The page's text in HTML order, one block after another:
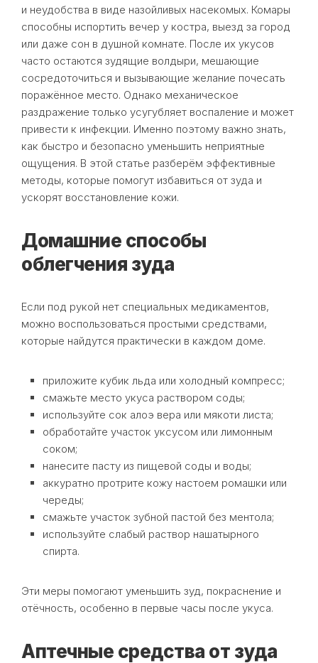
и неудобства в виде назойливых насекомых. Комары
способны испортить вечер у костра, выезд за город
или даже сон в душной комнате. После их укусов
часто остаются зудящие волдыри, мешающие
сосредоточиться и вызывающие желание почесать
поражённое место. Однако механическое
раздражение только усугубляет воспаление и может
привести к инфекции. Именно поэтому важно знать,
как быстро и безопасно уменьшить неприятные
ощущения. В этой статье разберём эффективные
методы, которые помогут избавиться от зуда и
ускорят восстановление кожи.
Домашние способы
облегчения зуда
Если под рукой нет специальных медикаментов,
можно воспользоваться простыми средствами,
которые найдутся практически в каждом доме.
приложите кубик льда или холодный компресс;
смажьте место укуса раствором соды;
используйте сок алоэ вера или мякоти листа;
обработайте участок уксусом или лимонным
соком;
нанесите пасту из пищевой соды и воды;
аккуратно протрите кожу настоем ромашки или
череды;
смажьте участок зубной пастой без ментола;
используйте слабый раствор нашатырного
спирта.
Эти меры помогают уменьшить зуд, покраснение и
отёчность, особенно в первые часы после укуса.
Аптечные средства от зуда